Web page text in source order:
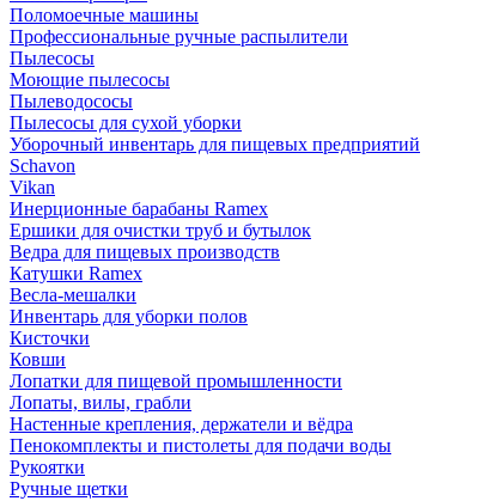
Поломоечные машины
Профессиональные ручные распылители
Пылесосы
Моющие пылесосы
Пылеводососы
Пылесосы для сухой уборки
Уборочный инвентарь для пищевых предприятий
Schavon
Vikan
Инерционные барабаны Ramex
Ершики для очистки труб и бутылок
Ведра для пищевых производств
Катушки Ramex
Весла-мешалки
Инвентарь для уборки полов
Кисточки
Ковши
Лопатки для пищевой промышленности
Лопаты, вилы, грабли
Настенные крепления, держатели и вёдра
Пенокомплекты и пистолеты для подачи воды
Рукоятки
Ручные щетки